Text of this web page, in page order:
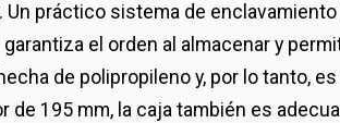
práctico sistema de
el orden al almacenar y
de polipropileno y, por lo tanto,
de 195 mm, la caja también es